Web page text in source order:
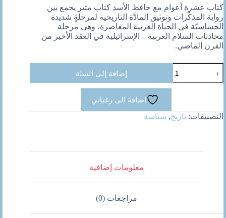
هو:
200 ج.
هو:
182 ج.
كتاب عشرة أعوام مع حافظ الأسد كتاب مثير يجمع بين
رواية المذكّرات وتوثيق المادَّة التاريخية لمرحلةٍ شديدة
الحساسيّة في الحياة العربية المعاصرة، وهي مرحلة
محادثات السلام العربية – الإسرائيلية في العقد الأخير من
القرن الماضي.
عشرة
اعوام
الاسد
إضافة إلى السلة
اضافة الى رغباتي
التصنيفات: تاريخ, سياسة
معلومات إضافية
مراجعات (0)